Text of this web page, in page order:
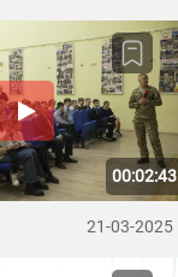
00:02:43
21-03-2025